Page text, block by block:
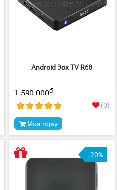
Android Box TV R68
1.590.000đ
(0)
Mua ngay
-20%